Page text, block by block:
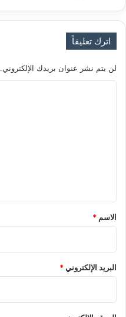
اع
"
و
ت
اترك تعليقاً
لن يتم نشر عنوان بريدك الإلكتروني.
*
الاسم *
البريد الإلكتروني*